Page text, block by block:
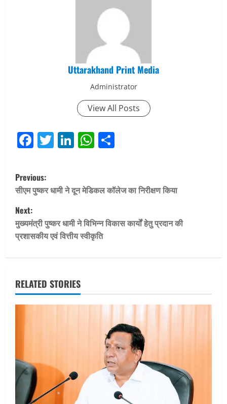
Uttarakhand Print Media
Administrator
View All Posts
Facebook
Twitter
LinkedIn
WhatsApp
P
o
s
t
a
v
a
t
Previous:
सीएम पुष्कर धामी ने दून मेडिकल कॉलेज का निरीक्षण किया
Next:
मुख्यमंत्री पुष्कर धामी ने विभिन्न विकास कार्यों हेतु प्रदान की
प्रशासकीय एवं वित्तीय स्वीकृति
RELATED STORIES